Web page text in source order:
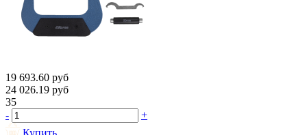
19 693.60 руб
24 026.19 руб
35
-
+
Купить